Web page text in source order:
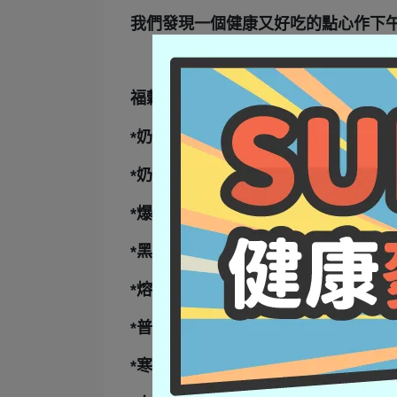
我們發現一個健康又好吃的點心作下
福穀樂幸福安心包子店
*奶酥起士包
*奶油紅豆包
*爆漿香芋包
*黑皮芝麻包
*熔岩巧克力包
*普羅旺斯起士包
*寒天珍珠奶茶包